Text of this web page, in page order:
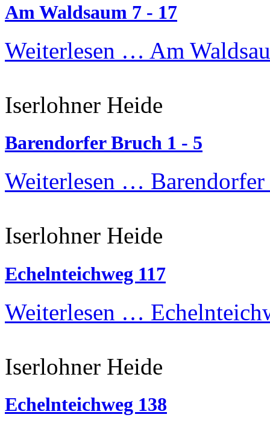
Am Waldsaum 7 - 17
Weiterlesen … Am
Iserlohner Heide
Barendorfer Bruch 1 - 5
Weiterlesen …
Iserlohner Heide
Echelnteichweg 117
Weiterlesen …
Iserlohner Heide
Echelnteichweg 138